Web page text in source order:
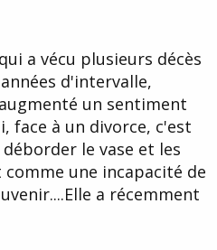
a vécu plusieurs décès
d'intervalle,
un sentiment
face à un divorce, c'est
le vase et les
une incapacité de
a récemment